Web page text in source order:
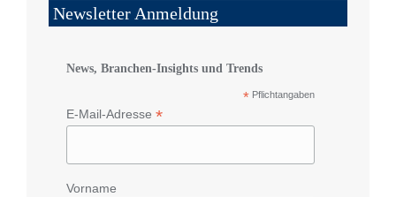
Newsletter Anmeldung
News, Branchen-Insights und Trends
* Pflichtangaben
E-Mail-Adresse *
Vorname